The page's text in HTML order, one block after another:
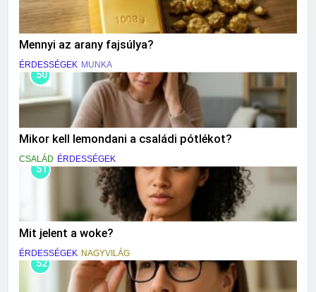
Mennyi az arany fajsúlya?
ÉRDESSÉGEK MUNKA
50
Mikor kell lemondani a családi pótlékot?
CSALÁD ÉRDESSÉGEK
51
Mit jelent a woke?
ÉRDESSÉGEK NAGYVILÁG
52